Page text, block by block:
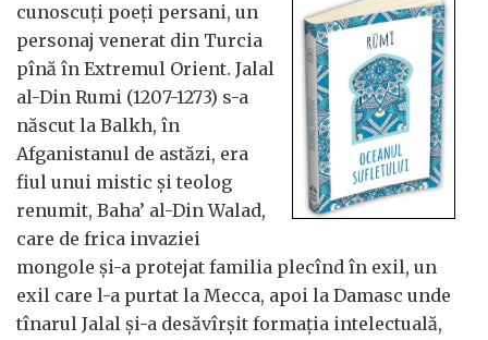
cunoscuți poeți persani, un
personaj venerat din Turcia
pînă în Extremul Orient. Jalal
al-Din Rumi (1207-1273) s-a
născut la Balkh, în
Afganistanul de astăzi, era
fiul unui mistic și teolog
renumit, Baha’ al-Din Walad,
care de frica invaziei
mongole și-a protejat familia plecînd în exil, un
exil care l-a purtat la Mecca, apoi la Damasc unde
tînarul Jalal și-a desăvîrșit formația intelectuală,